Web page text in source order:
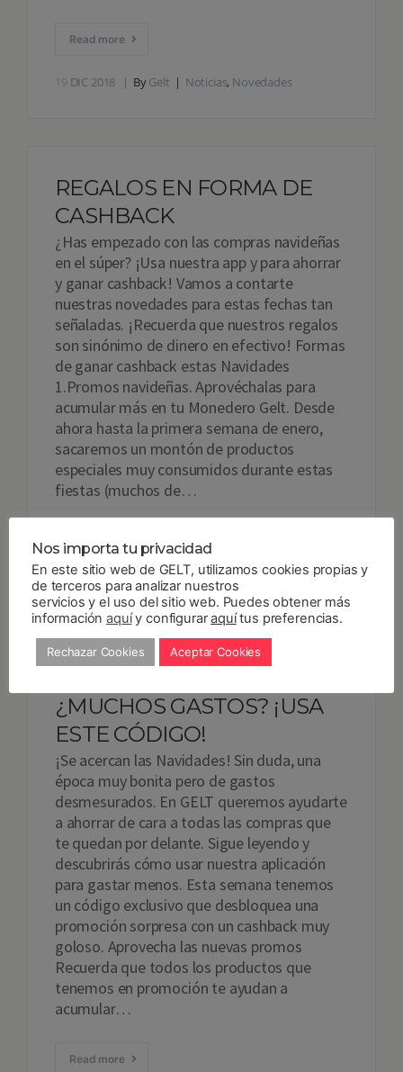
Read more
19 DIC 2018 ByGelt Noticias, Novedades
REGALOS EN FORMA DE
CASHBACK
¿Has empezado con las compras navideñas
en el súper? ¡Usa nuestra app y para ahorrar
y ganar cashback! Vamos a contarte
nuestras novedades para estas fechas tan
señaladas. ¡Recuerda que nuestros regalos
son sinónimo de dinero en efectivo! Formas
de ganar cashback estas Navidades
1.Promos navideñas. Aprovéchalas para
acumular más en tu Monedero Gelt. Desde
ahora hasta la primera semana de enero,
sacaremos un montón de productos
especiales muy consumidos durante estas
fiestas (muchos de…
Read more
12DIC 2018 ByGelt Noticias,Novedades
Utilización
¿MUCHOS GASTOS? ¡USA
ESTE CÓDIGO!
¡Se acercan las Navidades! Sin duda, una
época muy bonita pero de gastos
desmesurados. En GELT queremos ayudarte
a ahorrar de cara a todas las compras que
te quedan por delante. Sigue leyendo y
descubrirás cómo usar nuestra aplicación
para gastar menos. Esta semana tenemos
un código exclusivo que desbloquea una
promoción sorpresa con un cashback muy
goloso. Aprovecha las nuevas promos
Recuerda que todos los productos que
tenemos en promoción te ayudan a
acumular…
Read more
Nos importa tu privacidad
En este sitio web de GELT, utilizamos cookies propias y
de terceros para analizar nuestros
servicios y el uso del sitio web. Puedes obtener más
informaciónaquíy configuraraquítus preferencias.
Rechazar Cookies Aceptar Cookies